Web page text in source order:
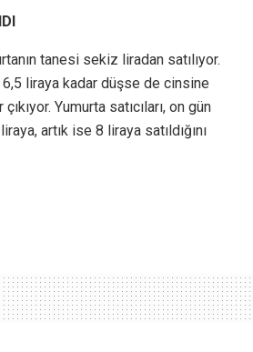
tanesi sekiz liradan satılıyor.
liraya kadar düşse de cinsine
Yumurta satıcıları, on gün
artık ise 8 liraya satıldığını